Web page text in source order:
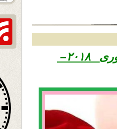
۱۳۹۶ – ۲۰ جنوری ۲۰۱۸–